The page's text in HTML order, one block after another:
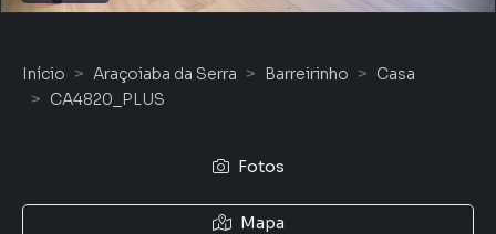
Início Araçoiaba da Serra Barreirinho
Casa
CA4820_PLUS
Fotos
Mapa